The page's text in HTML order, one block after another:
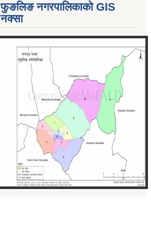
फुङलिङ नगरपालिकाको GIS
नक्सा